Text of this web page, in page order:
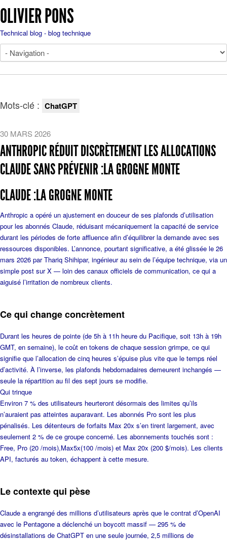
OLIVIER PONS
Technical blog - blog technique
Mots-clé : ChatGPT
30 MARS 2026
ANTHROPIC RÉDUIT DISCRÈTEMENT LES ALLOCATIONS
CLAUDE SANS PRÉVENIR :LA GROGNE MONTE
CLAUDE :LA GROGNE MONTE
Anthropic a opéré un ajustement en douceur de ses plafonds d’utilisation
pour les abonnés Claude, réduisant mécaniquement la capacité de service
durant les périodes de forte affluence afin d’équilibrer la demande avec ses
ressources disponibles. L’annonce, pourtant significative, a été glissée le 26
mars 2026 par Thariq Shihipar, ingénieur au sein de l’équipe technique, via un
simple post sur X — loin des canaux officiels de communication, ce qui a
aiguisé l’irritation de nombreux clients.
Ce qui change concrètement
Durant les heures de pointe (de 5h à 11h heure du Pacifique, soit 13h à 19h
GMT, en semaine), le coût en tokens de chaque session grimpe, ce qui
signifie que l’allocation de cinq heures s’épuise plus vite que le temps réel
d’activité. À l’inverse, les plafonds hebdomadaires demeurent inchangés —
seule la répartition au fil des sept jours se modifie.
Qui trinque
Environ 7 % des utilisateurs heurteront désormais des limites qu’ils
n’auraient pas atteintes auparavant. Les abonnés Pro sont les plus
pénalisés. Les détenteurs de forfaits Max 20x s’en tirent largement, avec
seulement 2 % de ce groupe concerné. Les abonnements touchés sont :
Free, Pro (20 /mois),Max5x(100 /mois) et Max 20x (200 $/mois). Les clients
API, facturés au token, échappent à cette mesure.
Le contexte qui pèse
Claude a engrangé des millions d’utilisateurs après que le contrat d’OpenAI
avec le Pentagone a déclenché un boycott massif — 295 % de
désinstallations de ChatGPT en une seule journée, 2,5 millions de